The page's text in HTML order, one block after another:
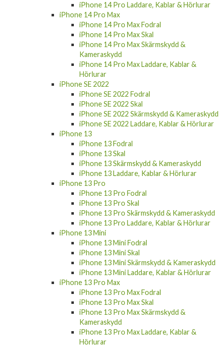
iPhone 14 Pro Laddare, Kablar & Hörlurar
iPhone 14 Pro Max
iPhone 14 Pro Max Fodral
iPhone 14 Pro Max Skal
iPhone 14 Pro Max Skärmskydd &
Kameraskydd
iPhone 14 Pro Max Laddare, Kablar &
Hörlurar
iPhone SE 2022
iPhone SE 2022 Fodral
iPhone SE 2022 Skal
iPhone SE 2022 Skärmskydd & Kameraskydd
iPhone SE 2022 Laddare, Kablar & Hörlurar
iPhone 13
iPhone 13 Fodral
iPhone 13 Skal
iPhone 13 Skärmskydd & Kameraskydd
iPhone 13 Laddare, Kablar & Hörlurar
iPhone 13 Pro
iPhone 13 Pro Fodral
iPhone 13 Pro Skal
iPhone 13 Pro Skärmskydd & Kameraskydd
iPhone 13 Pro Laddare, Kablar & Hörlurar
iPhone 13 Mini
iPhone 13 Mini Fodral
iPhone 13 Mini Skal
iPhone 13 Mini Skärmskydd & Kameraskydd
iPhone 13 Mini Laddare, Kablar & Hörlurar
iPhone 13 Pro Max
iPhone 13 Pro Max Fodral
iPhone 13 Pro Max Skal
iPhone 13 Pro Max Skärmskydd &
Kameraskydd
iPhone 13 Pro Max Laddare, Kablar &
Hörlurar